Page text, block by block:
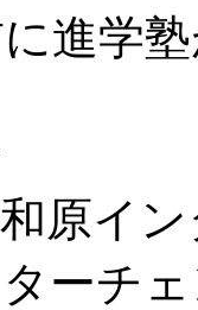
進学
イン
ーチェ